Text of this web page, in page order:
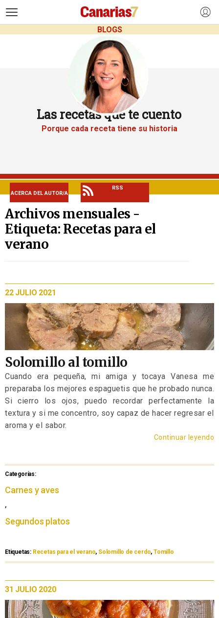
BLOGS
Las recetas que te cuento
Porque cada receta tiene su historia
ACERCA DEL AUTOR/A
RSS
Archivos mensuales -
Etiqueta: Recetas para el
verano
22 JULIO 2021
Solomillo al tomillo
Cuando era pequeña, mi amiga y tocaya Vanesa me
preparaba los mejores espaguetis que he probado nunca.
Si cierro los ojos, puedo recordar perfectamente la
textura y si me concentro, soy capaz de hacer regresar el
aroma y el sabor.
Continuar leyendo
Categorías:
Carnes y aves
,
Segundos platos
Etiquetas: Recetas para el verano, Solomillo de cerdo,Tomillo
31 JULIO 2020